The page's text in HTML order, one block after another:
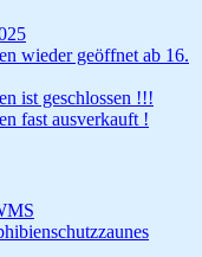
wieder geöffnet ab 16.
ist geschlossen !!!
fast ausverkauft !